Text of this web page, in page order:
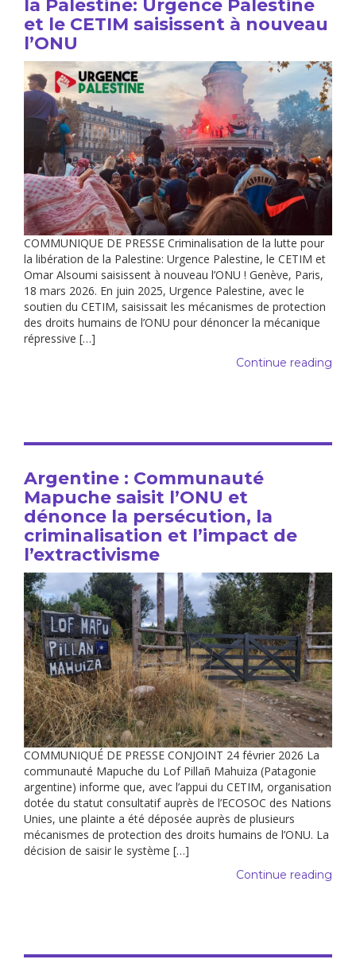
la Palestine: Urgence Palestine
et le CETIM saisissent à nouveau
l’ONU
COMMUNIQUE DE PRESSE Criminalisation de la lutte pour
la libération de la Palestine: Urgence Palestine, le CETIM et
Omar Alsoumi saisissent à nouveau l’ONU ! Genève, Paris,
18 mars 2026. En juin 2025, Urgence Palestine, avec le
soutien du CETIM, saisissait les mécanismes de protection
des droits humains de l’ONU pour dénoncer la mécanique
répressive […]
Continue reading
Argentine : Communauté
Mapuche saisit l’ONU et
dénonce la persécution, la
criminalisation et l’impact de
l’extractivisme
COMMUNIQUÉ DE PRESSE CONJOINT 24 février 2026 La
communauté Mapuche du Lof Pillañ Mahuiza (Patagonie
argentine) informe que, avec l’appui du CETIM, organisation
dotée du statut consultatif auprès de l’ECOSOC des Nations
Unies, une plainte a été déposée auprès de plusieurs
mécanismes de protection des droits humains de l’ONU. La
décision de saisir le système […]
Continue reading